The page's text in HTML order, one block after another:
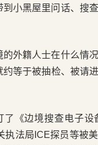
小黑屋里问话、搜
外籍人士在什么情
等于被抽检、被请
《边境搜查电子
法局ICE探员等被